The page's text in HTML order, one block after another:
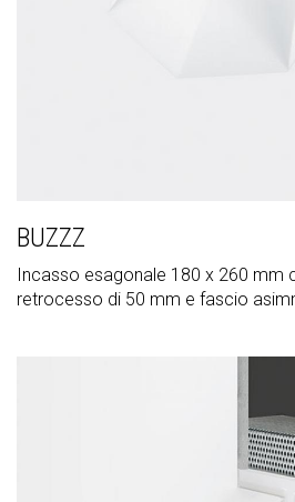
BUZZZ
Incasso esagonale 180 x 260 mm
retrocesso di 50 mm e fascio